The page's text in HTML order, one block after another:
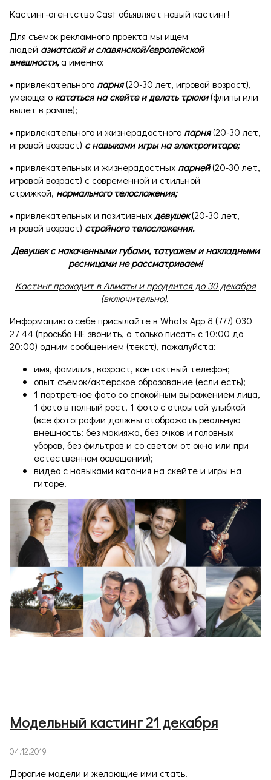
Кастинг-агентство Cast объявляет новый кастинг!
Для съемок рекламного проекта мы ищем
людей азиатской и славянской/европейской
внешности,а именно:
• привлекательного парня(20-30 лет, игровой возраст),
умеющего кататься на скейте и делать трюки(флипы или
вылет в рампе);
• привлекательного и жизнерадостного парня(20-30 лет,
игровой возраст) с навыками игры на электрогитаре;
• привлекательных и жизнерадостных парней(20-30 лет,
игровой возраст) с современной и стильной
стрижкой, нормального телосложения;
• привлекательных и позитивныхдевушек(20-30 лет,
игровой возраст) стройного телосложения.
Девушек с накаченными губами, татуажем и накладными
ресницами не рассматриваем!
Кастинг проходит в Алматы и продлится до 30 декабря
(включительно).
Информацию о себе присылайте в Whats App 8 (777) 030
27 44 (просьба НЕ звонить, а только писать с 10:00 до
20:00) одним сообщением (текст), пожалуйста:
имя, фамилия, возраст, контактный телефон;
опыт съемок/актерское образование (если есть);
1 портретное фото со спокойным выражением лица,
1 фото в полный рост, 1 фото с открытой улыбкой
(все фотографии должны отображать реальную
внешность: без макияжа, без очков и головных
уборов, без фильтров и со светом от окна или при
естественном освещении);
видео с навыками катания на скейте и игры на
гитаре.
Модельный кастинг 21 декабря
04.12.2019
Дорогие модели и желающие ими стать!